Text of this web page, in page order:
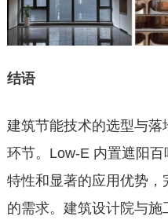
结语
建筑节能技术的选型与
环节。Low-E 内置遮阳
特性和显著的应用优势，
的需求。建筑设计院与施